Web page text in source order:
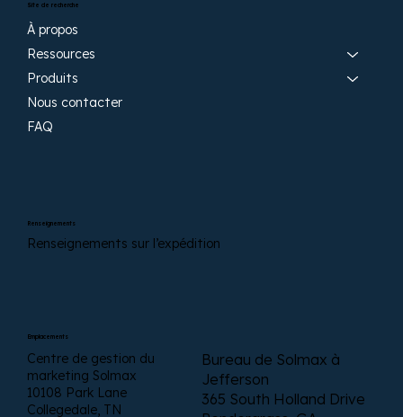
Emplacements
Centre de gestion du
marketing Solmax
10108 Park Lane
Collegedale, TN
Bureau de Solmax à
Jefferson
365 South Holland Drive
Site de recherche
À propos
Ressources
Produits
Nous contacter
FAQ
Renseignements
Renseignements sur l’expédition